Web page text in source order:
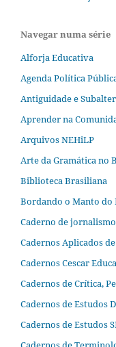
Navegar numa série
Alforja Educativa
Agenda Política
Antiguidade e
Aprender na
Arquivos NEHiLP
Arte da Gramática no
Biblioteca Brasiliana
Bordando o Manto do
Caderno de
Cadernos Aplicados
Cadernos Cescar
Cadernos de Crítica,
Cadernos de Estudos
Cadernos de Estudos